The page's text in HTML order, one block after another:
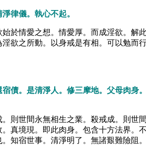
律儀。執心不起。
於情愛之想。情愛厚。而成淫欲。解
欲之所動。以身戒是有相。可以勉
債。是清淨人。修三摩地。父母肉身
則世間永無相生之業。殺戒成。則世
真境現。即此肉身。包含十方法界。
知宿世事。清淨明了。無諸艱難險阻